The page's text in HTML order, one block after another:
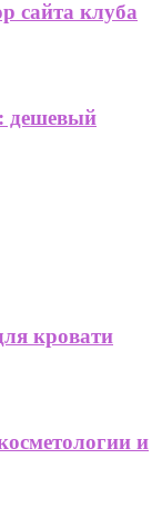
сайта клуба
дешевый
кровати
и